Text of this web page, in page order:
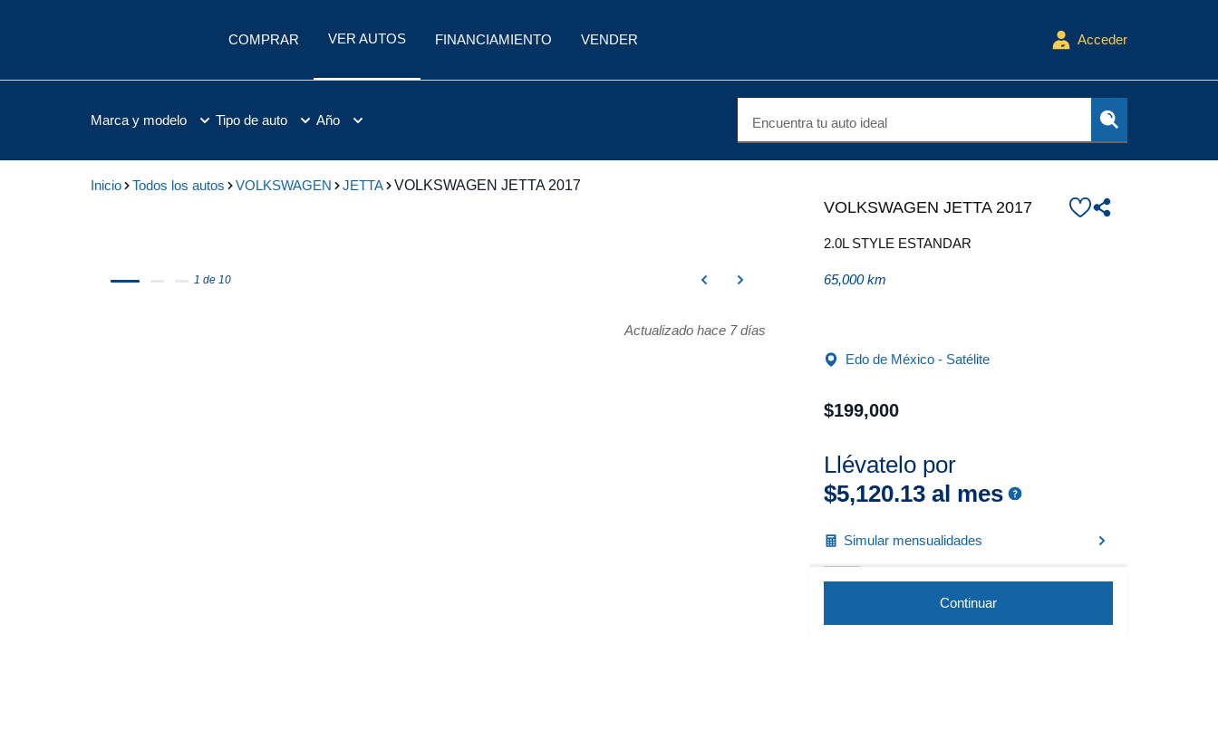
COMPRAR VER AUTOS FINANCIAMIENTO VENDER Acceder
Marca y modelo Tipo de auto Año Encuentra tu auto ideal
Inicio Todos los autos VOLKSWAGEN JETTA VOLKSWAGEN JETTA 2017
1 de 10
Actualizado hace 7 días
VOLKSWAGEN JETTA 2017
2.0L STYLE ESTANDAR
65,000 km
Edo de México - Satélite
$199,000
Llévatelo por
$5,120.13al mes
Simular mensualidades
Continuar